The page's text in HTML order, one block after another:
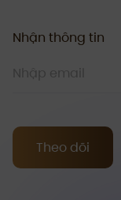
Nhận thông tin
Theo dõi